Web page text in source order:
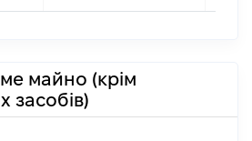
майно (крім
засобів)